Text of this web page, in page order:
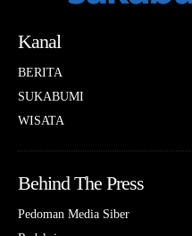
Kanal
BERITA
SUKABUMI
WISATA
Behind The Press
Pedoman Media Siber